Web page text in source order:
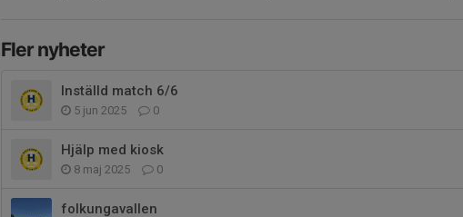
Fler nyheter
Inställd match 6/6
5 jun 2025 0
Hjälp med kiosk
8 maj 2025 0
folkungavallen